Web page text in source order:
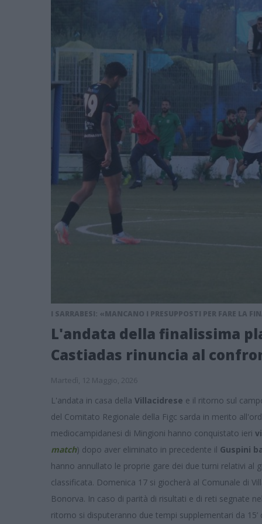
I SARRABESI: «MANCANO I PRESUPPOSTI PER FARE LA
L'andata della finalissima
Castiadas rinuncia al
Martedì, 12 Maggio, 2026
L'andata in casa della Villacidrese e il ritorno sul
del Comitato Regionale della Figc sarda in merito
mediocampidanesi di Mingioni hanno conquistato ieri
match) dopo aver eliminato in precedente il Guspini
hanno annullato le proprie gare dei due turni relativi al
classificata. Domenica 17 si giocherà al Comunale di
Bonorva. In caso di parità di risultati e di reti segnate
ritorno si disputeranno due tempi supplementari da